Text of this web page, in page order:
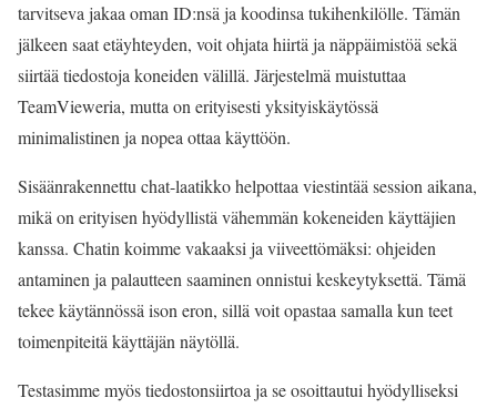
tarvitseva jakaa oman ID:nsä ja koodinsa tukihenkilölle. Tämän
jälkeen saat etäyhteyden, voit ohjata hiirtä ja näppäimistöä sekä
siirtää tiedostoja koneiden välillä. Järjestelmä muistuttaa
TeamVieweria, mutta on erityisesti yksityiskäytössä
minimalistinen ja nopea ottaa käyttöön.
Sisäänrakennettu chat-laatikko helpottaa viestintää session aikana,
mikä on erityisen hyödyllistä vähemmän kokeneiden käyttäjien
kanssa. Chatin koimme vakaaksi ja viiveettömäksi: ohjeiden
antaminen ja palautteen saaminen onnistui keskeytyksettä. Tämä
tekee käytännössä ison eron, sillä voit opastaa samalla kun teet
toimenpiteitä käyttäjän näytöllä.
Testasimme myös tiedostonsiirtoa ja se osoittautui hyödylliseksi